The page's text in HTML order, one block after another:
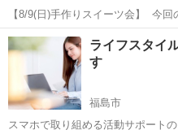
【8/9(日)手作りスイーツ会】 ⁡ 今回の手
ストケーキ(バタフライピーのレア
⚫︎スターダストケーキ 青色が美し
福島 二本松市 二本松駅
ライフスタイ
す
福島市
スマホで取り組める活動サポートのご案内✨ ご覧いた